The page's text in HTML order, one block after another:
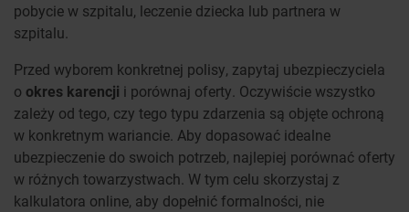
pobycie w szpitalu, leczenie dziecka lub partnera w
szpitalu.
Przed wyborem konkretnej polisy, zapytaj ubezpieczyciela
o okres karencji i porównaj oferty. Oczywiście wszystko
zależy od tego, czy tego typu zdarzenia są objęte ochroną
w konkretnym wariancie. Aby dopasować idealne
ubezpieczenie do swoich potrzeb, najlepiej porównać oferty
w różnych towarzystwach. W tym celu skorzystaj z
kalkulatora online, aby dopełnić formalności, nie